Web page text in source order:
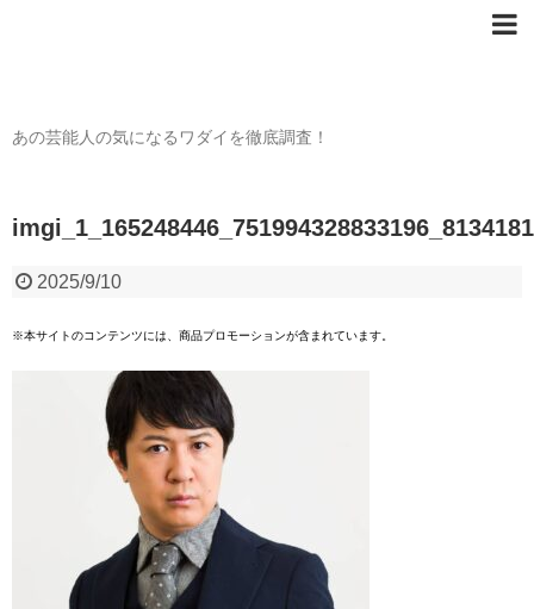
あの芸能人の気になるワダイを徹底調査！
2025/9/10
※本サイトのコンテンツには、商品プロモーションが含まれています。